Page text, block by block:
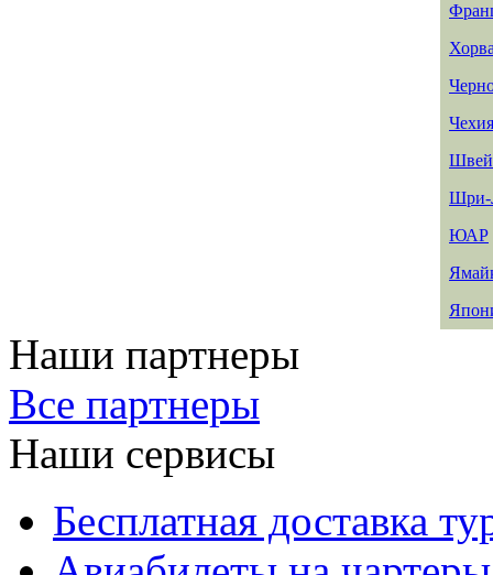
Чехия
Шри-
ЮАР
Наши партнеры
Все партнеры
Наши сервисы
Бесплатная доставка